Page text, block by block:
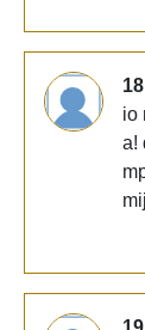
io
a!